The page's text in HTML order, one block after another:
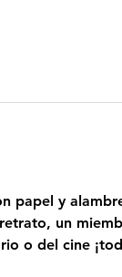
papel y
un
o del cine